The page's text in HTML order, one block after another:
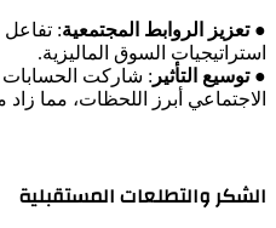
●تعزيز الروابط المجتمعية
استراتيجيات السوق الماليزية.
●توسيع التأثير : شاركت الحسابات
الاجتماعي أبرز اللحظات، مما
الشكر والتطلعات المستقبلية